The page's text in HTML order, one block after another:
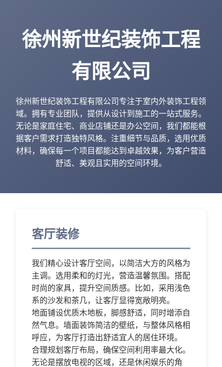
徐州新世纪装饰工程
有限公司
徐州新世纪装饰工程有限公司专注于室内外装饰工程领
域。拥有专业团队，提供从设计到施工的一站式服务。
无论是家庭住宅、商业店铺还是办公空间，我们都能根
据客户需求打造独特风格。注重细节与品质，选用优质
材料，确保每一个项目都能达到卓越效果，为客户营造
舒适、美观且实用的空间环境。
客厅装修
我们精心设计客厅空间，以简洁大方的风格为
主调。选用柔和的灯光，营造温馨氛围。搭配
时尚的家具，提升空间质感。比如，采用浅色
系的沙发和茶几，让客厅显得宽敞明亮。
地面铺设优质木地板，脚感舒适，同时增添自
然气息。墙面装饰简洁的壁纸，与整体风格相
呼应，为客厅打造出舒适宜人的居住环境。
合理规划客厅布局，确保空间利用率最大化。
无论是摆放电视的区域，还是休闲娱乐的角